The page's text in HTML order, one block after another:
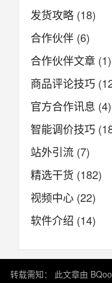
发货攻略 (18)
合作伙伴 (6)
合作伙伴文章 (1)
商品评论技巧
官方合作讯息 (4)
智能调价技巧
站外引流 (7)
精选干货 (182)
视频中心 (22)
软件介绍 (14)
转载需知： 此文章由